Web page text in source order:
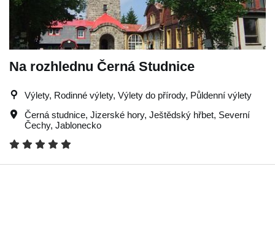
Na rozhlednu Černá Studnice
Výlety, Rodinné výlety, Výlety do přírody, Půldenní výlety
Černá studnice, Jizerské hory, Ještědský hřbet, Severní
Čechy, Jablonecko